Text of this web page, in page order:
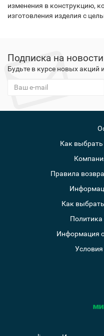
изменения в конструкцию,
изготовления изделия с
Подписка на новости
Будьте в курсе новых акций
Как
Правила
Как
Политика
Информация